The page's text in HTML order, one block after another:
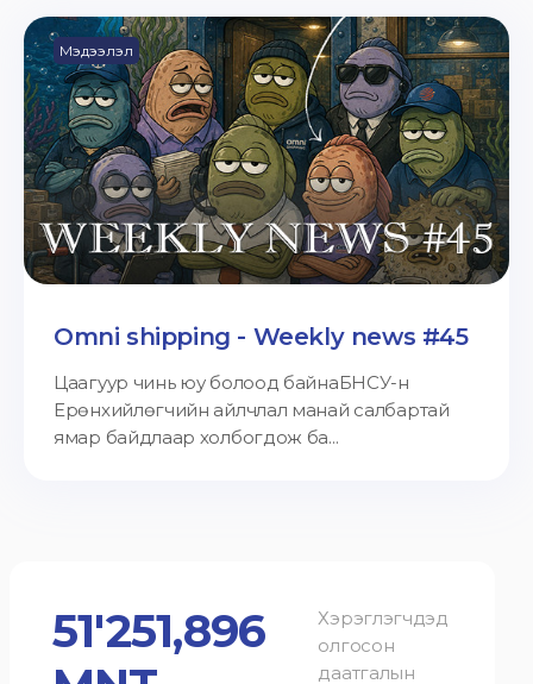
Мэдээлэл
Omni shipping - Weekly news #45
Цаагуур чинь юу болоод байнаБНСУ-н
Ерөнхийлөгчийн айлчлал манай салбартай
ямар байдлаар холбогдож ба...
51'251,896
Хэрэглэгчдэд
олгосон
даатгалын